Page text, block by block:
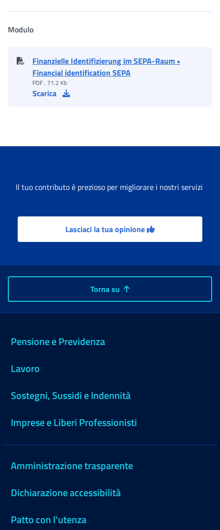
Modulo
Finanzielle Identifizierung im SEPA-Raum •
Financial identification SEPA
PDF , 71.2 Kb
Scarica
Il tuo contributo è prezioso per migliorare i nostri servizi
Lasciaci la tua opinione
Torna su
Pensione e Previdenza
Lavoro
Sostegni, Sussidi e Indennità
Imprese e Liberi Professionisti
Amministrazione trasparente
Dichiarazione accessibilità
Patto con l'utenza